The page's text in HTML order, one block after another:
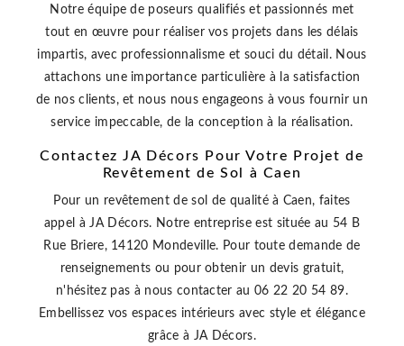
Notre équipe de poseurs qualifiés et passionnés met
tout en œuvre pour réaliser vos projets dans les délais
impartis, avec professionnalisme et souci du détail. Nous
attachons une importance particulière à la satisfaction
de nos clients, et nous nous engageons à vous fournir un
service impeccable, de la conception à la réalisation.
Contactez JA Décors Pour Votre Projet de
Revêtement de Sol à Caen
Pour un revêtement de sol de qualité à Caen, faites
appel à JA Décors. Notre entreprise est située au 54 B
Rue Briere, 14120 Mondeville. Pour toute demande de
renseignements ou pour obtenir un devis gratuit,
n'hésitez pas à nous contacter au 06 22 20 54 89.
Embellissez vos espaces intérieurs avec style et élégance
grâce à JA Décors.